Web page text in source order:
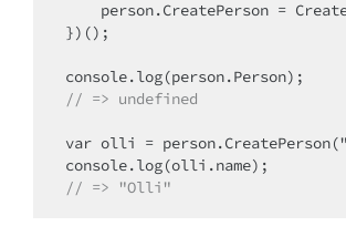
})();
// => undefined
var olli =
// => "Olli"